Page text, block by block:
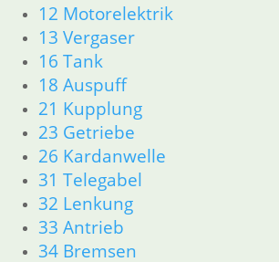
12 Motorelektrik
13 Vergaser
16 Tank
18 Auspuff
21 Kupplung
23 Getriebe
26 Kardanwelle
31 Telegabel
32 Lenkung
33 Antrieb
34 Bremsen
46 Rahmen & Verkleidung
51 Spiegel & Schlösser
52 Sitzbank
61 Fahrzeugelektrik
62 Instrumente
R45 & R65LS
11 Motor
Dichtungen
Zylinderkopf
Kolben/Kolbenringe
12 Motorelektrik
13 Vergaser